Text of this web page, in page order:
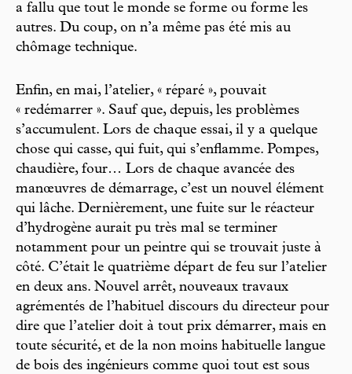
a fallu que tout le monde se forme ou forme les
autres. Du coup, on n’a même pas été mis au
chômage technique.
Enfin, en mai, l’atelier, « réparé », pouvait
« redémarrer ». Sauf que, depuis, les problèmes
s’accumulent. Lors de chaque essai, il y a quelque
chose qui casse, qui fuit, qui s’enflamme. Pompes,
chaudière, four… Lors de chaque avancée des
manœuvres de démarrage, c’est un nouvel élément
qui lâche. Dernièrement, une fuite sur le réacteur
d’hydrogène aurait pu très mal se terminer
notamment pour un peintre qui se trouvait juste à
côté. C’était le quatrième départ de feu sur l’atelier
en deux ans. Nouvel arrêt, nouveaux travaux
agrémentés de l’habituel discours du directeur pour
dire que l’atelier doit à tout prix démarrer, mais en
toute sécurité, et de la non moins habituelle langue
de bois des ingénieurs comme quoi tout est sous